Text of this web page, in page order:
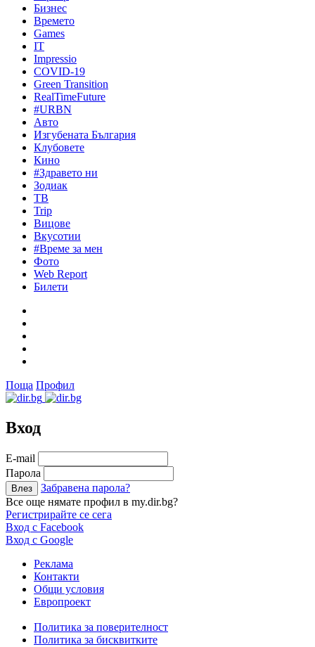
Бизнес
Времето
Games
IT
Impressio
COVID-19
Green Transition
RealTimeFuture
#URBN
Авто
Изгубената България
Клубовете
Кино
#Здравето ни
Зодиак
ТВ
Trip
Вицове
Вкусотии
#Време за мен
Фото
Web Report
Билети
Поща Профил
Вход
Е-mail
Парола
Забравена парола?
Все още нямате профил в my.dir.bg?
Регистрирайте се сега
Вход с Facebook
Вход с Google
Реклама
Контакти
Общи условия
Европроект
Политика за поверителност
Политика за бисквитките